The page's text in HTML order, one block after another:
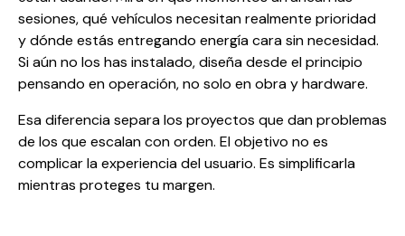
sesiones, qué vehículos necesitan realmente prioridad
y dónde estás entregando energía cara sin necesidad.
Si aún no los has instalado, diseña desde el principio
pensando en operación, no solo en obra y hardware.
Esa diferencia separa los proyectos que dan problemas
de los que escalan con orden. El objetivo no es
complicar la experiencia del usuario. Es simplificarla
mientras proteges tu margen.